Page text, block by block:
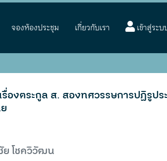
จองห้องประชุม เกี่ยวกับเรา เข้าสู่ระบ
รื่องตระกูล ส. สองทศวรรษการปฏิรูป
ย โชควิวัฒน